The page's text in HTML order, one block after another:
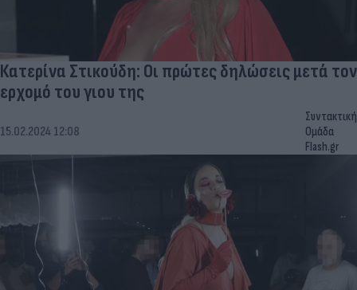
Κατερίνα Στικούδη: Οι πρώτες δηλώσεις μετά τον
ερχομό του γιου της
15.02.2024 12:08
Συντακτική
Ομάδα
Flash.gr